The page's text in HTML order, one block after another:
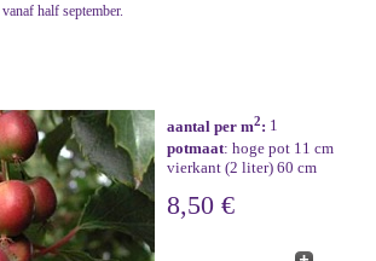
half september.
aantal per m2: 1
potmaat: hoge pot 11 cm
vierkant (2 liter) 60 cm
8,50 €